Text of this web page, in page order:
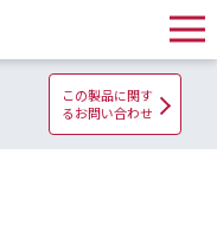
この製品に関す
るお問い合わせ